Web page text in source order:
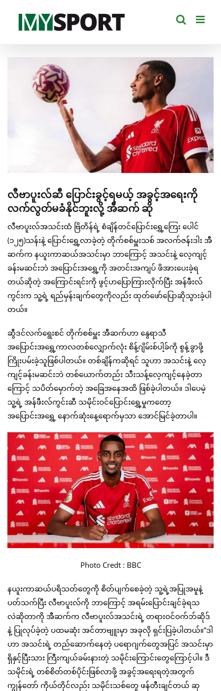
content
လီဗာပူးလ်ဆီ ပြောင်းခွင့်ရမယ့် အခွင့်အရေးကို
လက်လွတ်မခံနိုင်ဘူးလို့ အီဆက် ဆို
လီဗာပူးလ်အသင်းထံ ဗြိတိန်ရဲ့ စံချိန်တင်ပြောင်းရွှေ့ကြေး ပေါင်
(၁၂၅)သန်းနဲ့ ပြောင်းရွှေ့လာခဲ့တဲ့ တိုက်စစ်မှူးသစ် အလက်ဇန်းဒါး အီ
ဆက်က နယူးကာဆယ်အသင်းမှာ ဘာကြောင့် အသင်းနဲ့ လေ့ကျင့်
ခန်းမဆင်းဘဲ အပြောင်းအရွှေ့ကို အတင်းအကျပ် ဖိအားပေးခဲ့ရ
တယ်ဆိုတဲ့ အကြောင်းရင်းကို ဖွင့်ဟပြောကြားလိုက်ပြီး အန်ဖီးလ်
ကွင်းက သူ့ရဲ့ ရည်မှန်းချက်တွေကိုလည်း ထုတ်ဖော်ပြောဆိုသွားခဲ့ပါ
တယ်။
ဆွီဒင်လက်ရွေးစင် တိုက်စစ်မှူး အီဆက်ဟာ နွေရာသီ
အပြောင်းအရွှေ့ကာလတစ်လျှောက်လုံး စိန့်ဂျိမ်းစ်ပါ့ခ်ကို စွန့်ခွာဖို့
ကြိုးပမ်းခဲ့သူဖြစ်ပါတယ်။ တစ်ချိန်ကဆိုရင် သူဟာ အသင်းနဲ့ လေ့
ကျင့်ခန်းမဆင်းဘဲ တစ်ယောက်တည်း သီးသန့်လေ့ကျင့်နေခဲ့တာ
ကြောင့် သပိတ်မှောက်တဲ့ အခြေအနေအထိ ဖြစ်ခဲ့ပါတယ်။ ဒါပေမဲ့
သူ့ရဲ့ အန်ဖီးလ်ကွင်းဆီ သမိုင်းဝင်ပြောင်းရွှေ့မှုကတော့
အပြောင်းအရွှေ့ နောက်ဆုံးနေ့ရောက်မှသာ အောင်မြင်ခဲ့တာပါ။
Photo Credt : BBC
နယူးကာဆယ်ပရိသတ်တွေကို စိတ်ပျက်စေခဲ့တဲ့ သူ့ရဲ့အပြုအမူနဲ့
ပတ်သက်ပြီး လီဗာပူးလ်ကို ဘာကြောင့် အရမ်းပြောင်းချင်ခဲ့ရသ
လဲဆိုတာကို အီဆက်က လီဗာပူးလ်အသင်းရဲ့ တရားဝင်ဝက်ဘ်ဆိုဒ်
နဲ့ ပြုလုပ်ခဲ့တဲ့ ပထမဆုံး အင်တာဗျူးမှာ အခုလို ရှင်းပြခဲ့ပါတယ်။”ဒါ
ဟာ အသင်းရဲ့ တည်ဆောက်နေတဲ့ ပရောဂျက်တွေအပြင် အသင်းမှာ
ရှိနှင့်ပြီးသား ကြီးကျယ်ခမ်းနားတဲ့ သမိုင်းကြောင်းတွေကြောင့်ပါ။ ဒီ
သမိုင်းရဲ့ တစ်စိတ်တစ်ပိုင်းဖြစ်လာဖို့ အခွင့်အရေးရတဲ့အတွက်
ကျွန်တော် ကိုယ်တိုင်လည်း သမိုင်းသစ်တွေ ဖန်တီးချင်တယ် ဆု